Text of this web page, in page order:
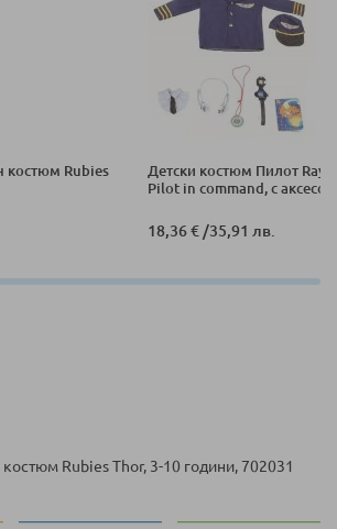
костюм Rubies
Детски костюм Пилот Raya
Pilot in command, с
18,36 €/35,91 лв.
Rubies Thor, 3-10 години, 702031